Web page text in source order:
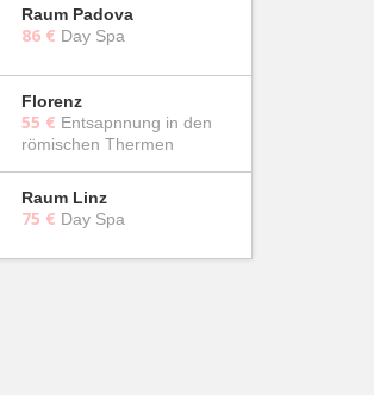
Raum Padova
86 € Day Spa
Florenz
55 € Entsapnnung in den
römischen Thermen
Raum Linz
75 € Day Spa